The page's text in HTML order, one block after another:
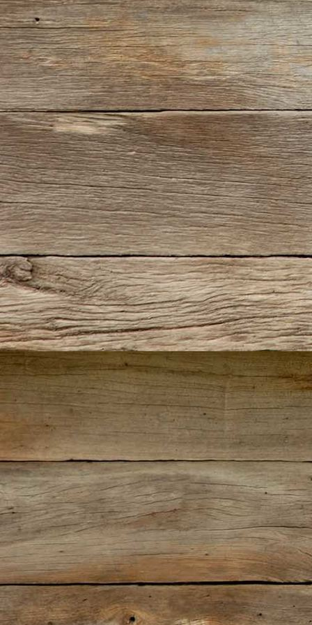
IMG_0339(2)